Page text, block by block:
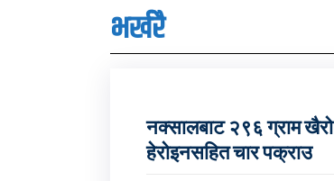
भर्खरै
नक्सालबाट २९६ ग्राम खैरो
हेरोइनसहित चार पक्राउ